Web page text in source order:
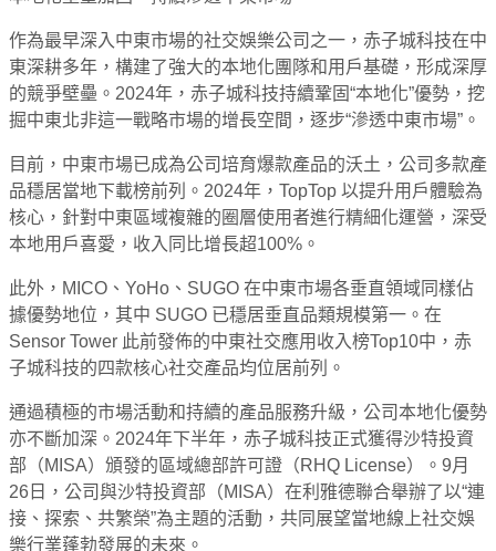
作為最早深入中東市場的社交娛樂公司之一，赤子城科技在中
東深耕多年，構建了強大的本地化團隊和用戶基礎，形成深厚
的競爭壁壘。2024年，赤子城科技持續鞏固“本地化”優勢，挖
掘中東北非這一戰略市場的增長空間，逐步“滲透中東市場”。
目前，中東市場已成為公司培育爆款產品的沃土，公司多款產
品穩居當地下載榜前列。2024年，TopTop 以提升用戶體驗為
核心，針對中東區域複雜的圈層使用者進行精細化運營，深受
本地用戶喜愛，收入同比增長超100%。
此外，MICO、YoHo、SUGO 在中東市場各垂直領域同樣佔
據優勢地位，其中 SUGO 已穩居垂直品類規模第一。在
Sensor Tower 此前發佈的中東社交應用收入榜Top10中，赤
子城科技的四款核心社交產品均位居前列。
通過積極的市場活動和持續的產品服務升級，公司本地化優勢
亦不斷加深。2024年下半年，赤子城科技正式獲得沙特投資
部（MISA）頒發的區域總部許可證（RHQ License）。9月
26日，公司與沙特投資部（MISA）在利雅德聯合舉辦了以“連
接、探索、共繁榮”為主題的活動，共同展望當地線上社交娛
樂行業蓬勃發展的未來。